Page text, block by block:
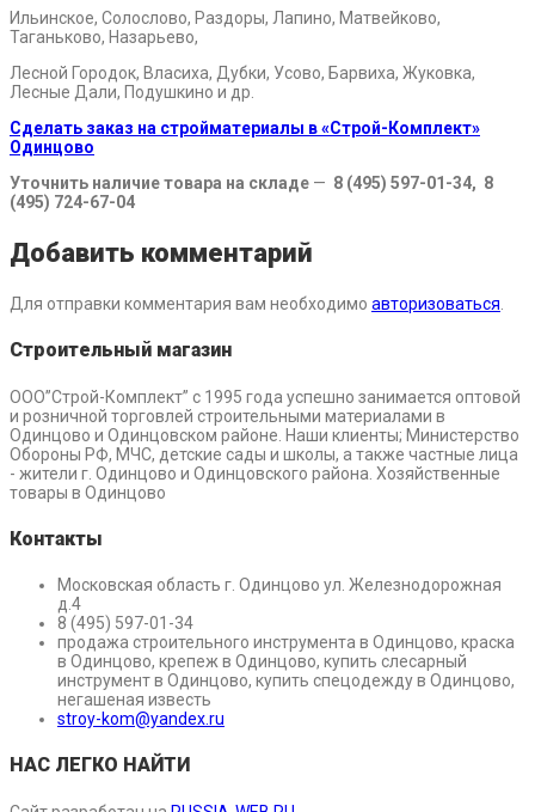
Ильинское, Солослово, Раздоры, Лапино, Матвейково,
Таганьково, Назарьево,
Лесной Городок, Власиха, Дубки, Усово, Барвиха, Жуковка,
Лесные Дали, Подушкино и др.
Сделать заказ на стройматериалы в «Строй-Комплект»
Одинцово
Уточнить наличие товара на складе — 8 (495) 597-01-34, 8
(495) 724-67-04
Добавить комментарий
Для отправки комментария вам необходимо авторизоваться
Строительный магазин
ООО”Строй-Комплект” с 1995 года успешно занимается оптовой
и розничной торговлей строительными материалами в
Одинцово и Одинцовском районе. Наши клиенты; Министерство
Обороны РФ, МЧС, детские сады и школы, а также частные лица
- жители г. Одинцово и Одинцовского района. Хозяйственные
товары в Одинцово
Контакты
Московская область г. Одинцово ул. Железнодорожная
д.4
8 (495) 597-01-34
продажа строительного инструмента в Одинцово, краска
в Одинцово, крепеж в Одинцово, купить слесарный
инструмент в Одинцово, купить спецодежду в Одинцово,
негашеная известь
stroy-kom@yandex.ru
НАС ЛЕГКО НАЙТИ